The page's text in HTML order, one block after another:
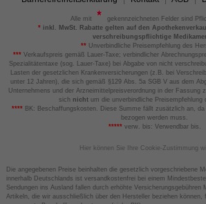
Alle mit
gekennzeichneten Felder sind
*inkl. MwSt. Rabatte gelten auf den
verschreibungspflichtige
** Unverbindliche Preisempfehlung des
*** Verkaufspreis gemäß Lauer-Taxe; verbindlicher
Spezialitätentaxe (sog. Lauer-Taxe) bei Abgabe von nicht
Lasten der gesetzlichen Krankenversicherungen (z.B. bei
unter 12 Jahren), die sich gemäß §129 Abs. 5a SGB V aus dem
Unternehmens und der Arzneimittelpreisverordnung in der Fassung
sich nicht um die unverbindliche Preisempfehlung
****BK: Beschaffungskosten. Diese Summe fällt zusätzlich an,
bezogen werden muss.
*****verw. bis: Verwendbar bis.
Hier können Sie Ihre Cookie-Zustimmung
Die angegebenen Preise beinhalten die gesetzlich vorgeschriebene
innerhalb Deutschlands ist versandkostenfrei bei einem
Sendungen ins Ausland fallen durch erhöhte Versicherungsgebühren
Artikeln, die wir ausschließlich über den Hersteller beziehen können,